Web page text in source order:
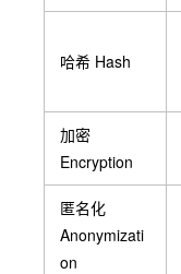
哈希 Hash
加密
Encryption
匿名化
Anonymizati
on